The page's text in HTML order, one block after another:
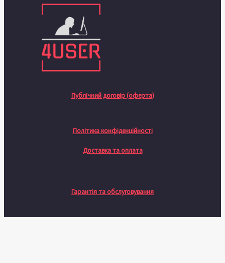
Публічний договір (оферта)
Політика конфіденційності
Доставка та оплата
Гарантія та обслуговування